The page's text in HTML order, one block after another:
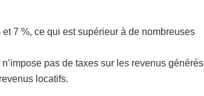
7 %, ce qui est supérieur à de nombreuses
pas de taxes sur les revenus générés
locatifs.